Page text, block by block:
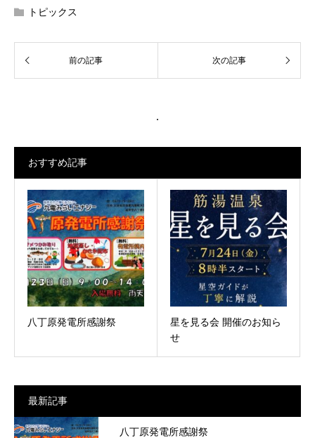
トピックス
.
おすすめ記事
八丁原発電所感謝祭
星を見る会 開催のお知ら
せ
最新記事
八丁原発電所感謝祭